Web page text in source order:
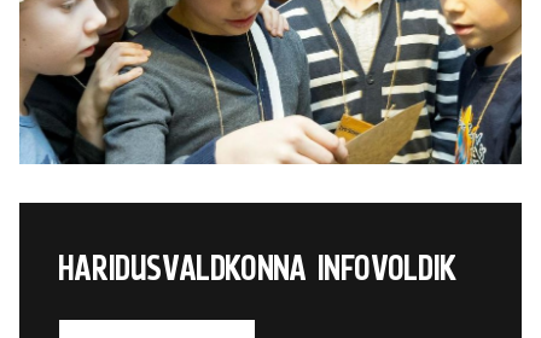
HARIDUSVALDKONNA INFOVOLDIK